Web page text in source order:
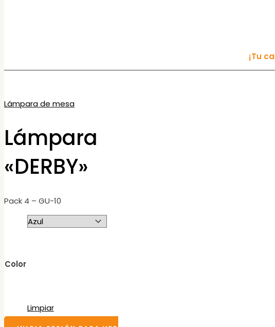
¡Tu
Lámpara de mesa
Lámpara
«DERBY»
Pack 4 – GU-10
Color
Limpiar